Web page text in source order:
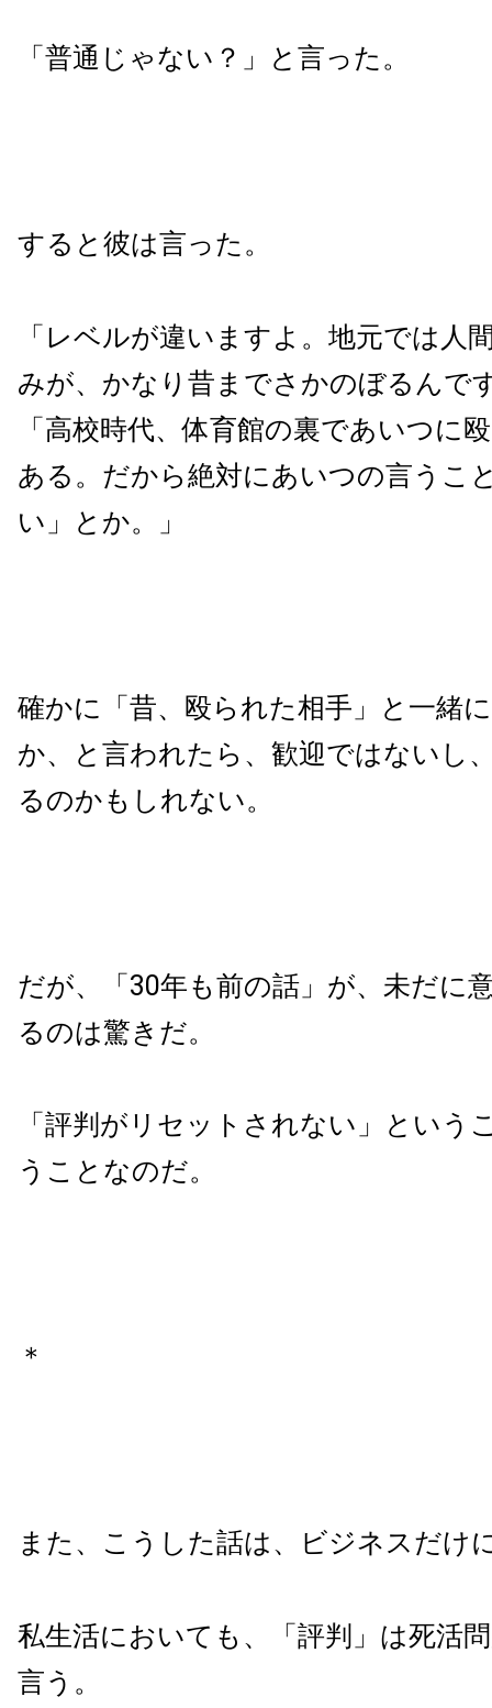
「普通じゃない？」と言った。
すると彼は言った。
「レベルが違いますよ。地元では人
みが、かなり昔までさかのぼるんで
「高校時代、体育館の裏であいつに
ある。だから絶対にあいつの言うこ
い」とか。」
確かに「昔、殴られた相手」と一緒
か、と言われたら、歓迎ではないし
るのかもしれない。
だが、「30年も前の話」が、未だに
るのは驚きだ。
「評判がリセットされない」という
うことなのだ。
＊
また、こうした話は、ビジネスだけ
私生活においても、「評判」は死活
言う。